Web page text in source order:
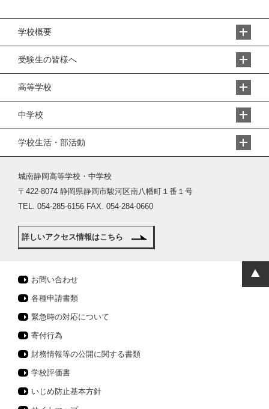
学校概要
受験生の皆様へ
高等学校
中学校
学校生活・部活動
城南静岡高等学校・中学校
〒422-8074 静岡県静岡市駿河区南八幡町１番１号
TEL. 054-285-6156 FAX. 054-284-0660
詳しいアクセス情報はこちら
お問い合わせ
各種申請書類
緊急時の対応について
寄付行為
財務情報等の公開に関する書類
学校評価書
いじめ防止基本方針